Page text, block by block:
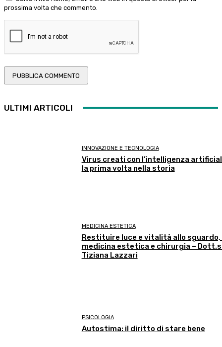
prossima volta che commento.
ULTIMI ARTICOLI
INNOVAZIONE E TECNOLOGIA
Virus creati con l’intelligenza
la prima volta nella storia
MEDICINA ESTETICA
Restituire luce e vitalità allo
medicina estetica e chirurgia –
Tiziana Lazzari
PSICOLOGIA
Autostima: il diritto di stare bene